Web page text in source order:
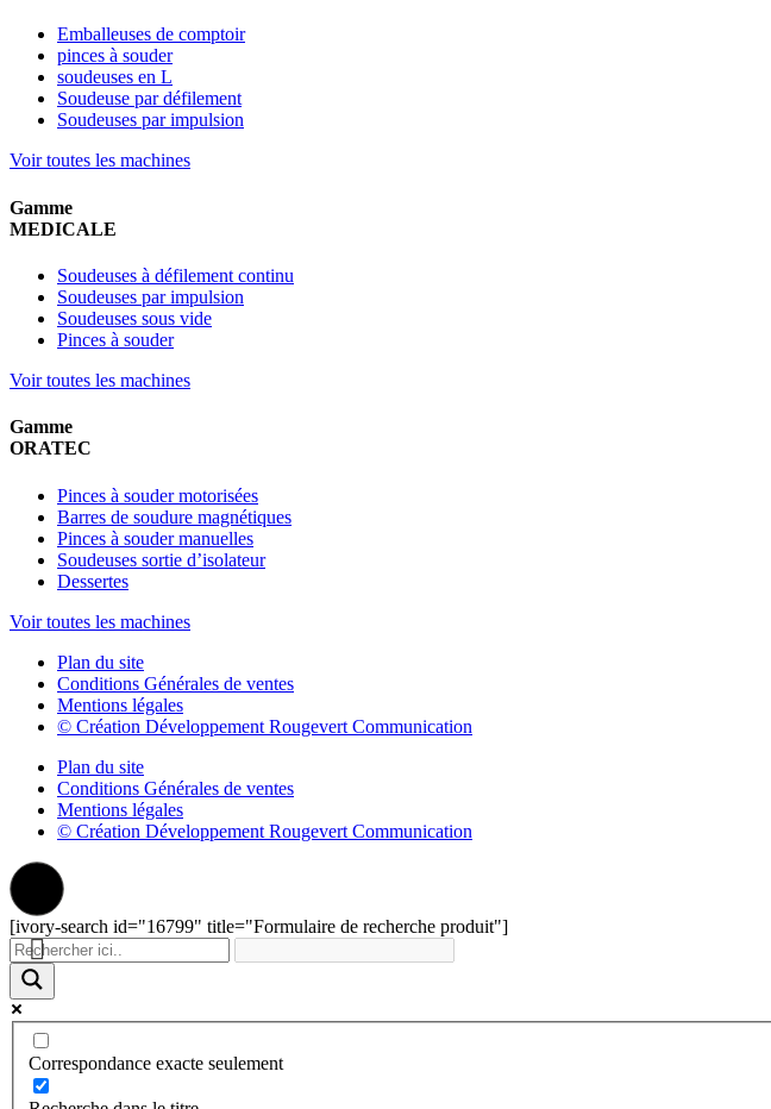
Emballeuses de comptoir
pinces à souder
soudeuses en L
Soudeuse par défilement
Soudeuses par impulsion
Voir toutes les machines
Gamme
MEDICALE
Soudeuses à défilement continu
Soudeuses par impulsion
Soudeuses sous vide
Pinces à souder
Voir toutes les machines
Gamme
ORATEC
Pinces à souder motorisées
Barres de soudure magnétiques
Pinces à souder manuelles
Soudeuses sortie d’isolateur
Dessertes
Voir toutes les machines
Plan du site
Conditions Générales de ventes
Mentions légales
© Création Développement Rougevert Communication
Plan du site
Conditions Générales de ventes
Mentions légales
© Création Développement Rougevert Communication
[ivory-search id="16799" title="Formulaire de recherche produit"]
Correspondance exacte seulement